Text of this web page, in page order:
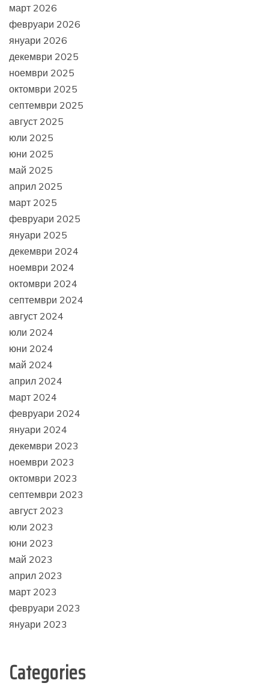
март 2026
февруари 2026
януари 2026
декември 2025
ноември 2025
октомври 2025
септември 2025
август 2025
юли 2025
юни 2025
май 2025
април 2025
март 2025
февруари 2025
януари 2025
декември 2024
ноември 2024
октомври 2024
септември 2024
август 2024
юли 2024
юни 2024
май 2024
април 2024
март 2024
февруари 2024
януари 2024
декември 2023
ноември 2023
октомври 2023
септември 2023
август 2023
юли 2023
юни 2023
май 2023
април 2023
март 2023
февруари 2023
януари 2023
Categories